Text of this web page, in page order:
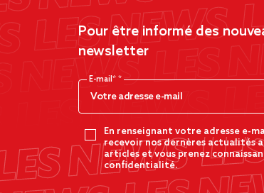
Pour être informé des
newsletter
E-mail*
En renseignant votre adresse e-
recevoir nos dernères actualités
articles et vous prenez
confidentialité.